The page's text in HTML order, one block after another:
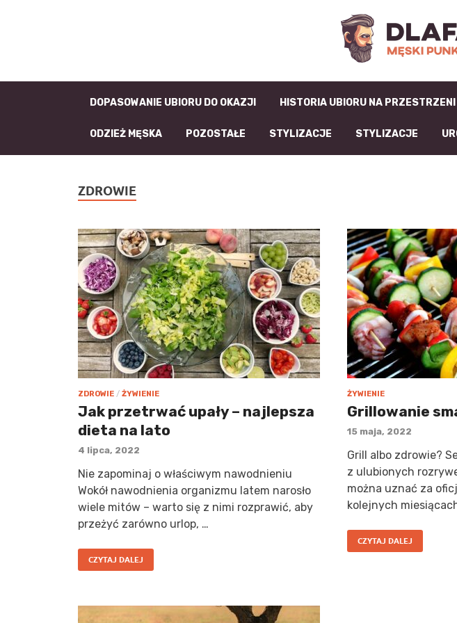
DOPASOWANIE UBIORU DO OKAZJI HISTORIA UBIORU NA
ODZIEŻ MĘSKA POZOSTAŁE STYLIZACJE STYLIZACJE
ZDROWIE
ZDROWIE / ŻYWIENIE
Jak przetrwać upały – najlepsza
dieta na lato
4 lipca, 2022
Nie zapominaj o właściwym nawodnieniu
Wokół nawodnienia organizmu latem narosło
wiele mitów – warto się z nimi rozprawić, aby
przeżyć zarówno urlop, …
CZYTAJ DALEJ
ŻYWIENIE
Grillowanie
15 maja, 2022
Grill albo zdrowie?
z ulubionych
można uznać za
kolejnych
CZYTAJ DALEJ